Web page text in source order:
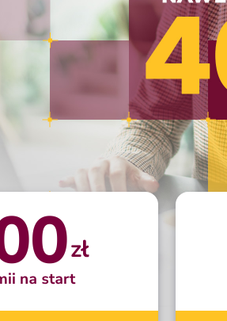
z wnioskiem online.
na start